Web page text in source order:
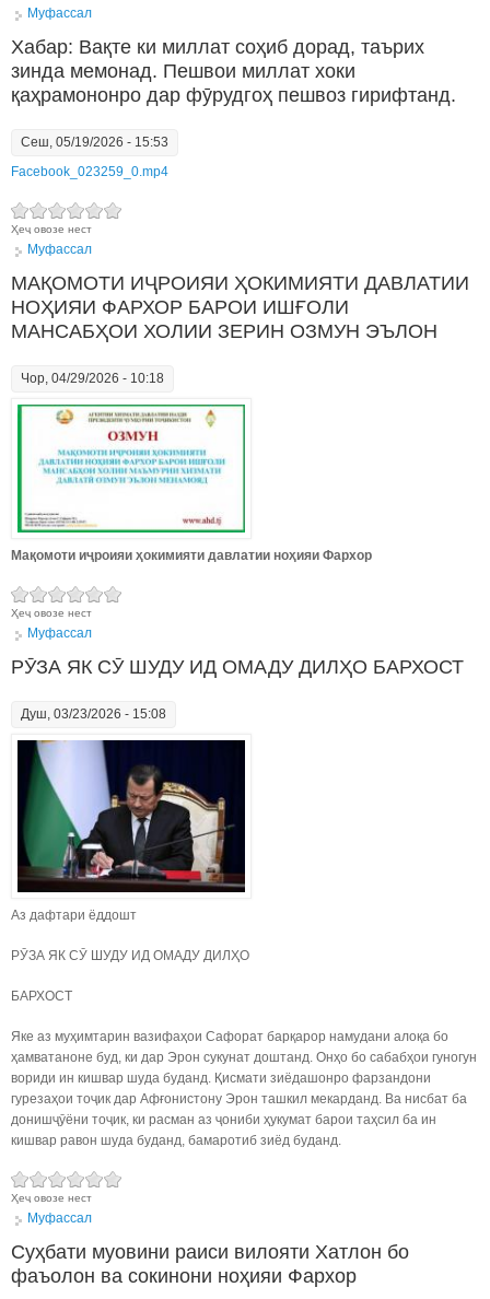
Муфассал
Хабар: Вақте ки миллат соҳиб дорад, таърих
зинда мемонад. Пешвои миллат хоки
қаҳрамононро дар фӯрудгоҳ пешвоз гирифтанд.
Сеш, 05/19/2026 - 15:53
Facebook_023259_0.mp4
Ҳеҷ овозе нест
Муфассал
МАҚОМОТИ ИҶРОИЯИ ҲОКИМИЯТИ ДАВЛАТИИ
НОҲИЯИ ФАРХОР БАРОИ ИШҒОЛИ
МАНСАБҲОИ ХОЛИИ ЗЕРИН ОЗМУН ЭЪЛОН
Чор, 04/29/2026 - 10:18
Мақомоти иҷроияи ҳокимияти давлатии ноҳияи Фархор
Ҳеҷ овозе нест
Муфассал
РӮЗА ЯК СӮ ШУДУ ИД ОМАДУ ДИЛҲО БАРХОСТ
Душ, 03/23/2026 - 15:08
Аз дафтари ёддошт
РӮЗА ЯК СӮ ШУДУ ИД ОМАДУ ДИЛҲО
БАРХОСТ
Яке аз муҳимтарин вазифаҳои Сафорат барқарор намудани алоқа бо
ҳамватаноне буд, ки дар Эрон сукунат доштанд. Онҳо бо сабабҳои гуногун
вориди ин кишвар шуда буданд. Қисмати зиёдашонро фарзандони
гурезаҳои тоҷик дар Афғонистону Эрон ташкил мекарданд. Ва нисбат ба
донишҷӯёни тоҷик, ки расман аз ҷониби ҳукумат барои таҳсил ба ин
кишвар равон шуда буданд, бамаротиб зиёд буданд.
Ҳеҷ овозе нест
Муфассал
Суҳбати муовини раиси вилояти Хатлон бо
фаъолон ва сокинони ноҳияи Фархор